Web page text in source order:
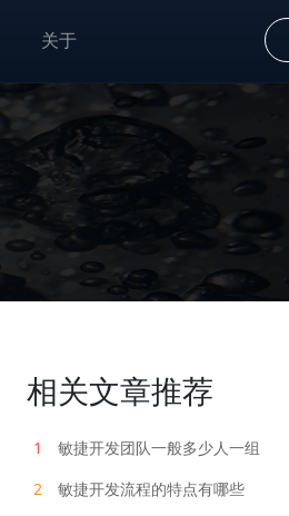
关于
相关文章推荐
1
敏捷开发团队一般多少人一组
2
敏捷开发流程的特点有哪些